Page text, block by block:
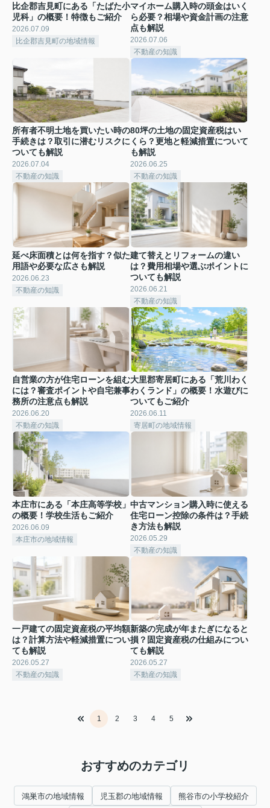
比企郡吉見町にある「たばた小
児科」の概要！特徴もご紹介
2026.07.09
比企郡吉見町の地域情報
マイホーム購入時の頭金はいく
ら必要？相場や資金計画の注意
点も解説
2026.07.06
不動産の知識
所有者不明土地を買いたい時の
手続きは？取引に潜むリスクに
ついても解説
2026.07.04
不動産の知識
80坪の土地の固定資産税はい
くら？更地と軽減措置について
も解説
2026.06.25
不動産の知識
延べ床面積とは何を指す？似た
用語や必要な広さも解説
2026.06.23
不動産の知識
建て替えとリフォームの違い
は？費用相場や選ぶポイントに
ついても解説
2026.06.21
不動産の知識
自営業の方が住宅ローンを組む
には？審査ポイントや自宅兼事
務所の注意点も解説
2026.06.20
不動産の知識
大里郡寄居町にある「荒川わく
わくランド」の概要！水遊びに
ついてもご紹介
2026.06.11
寄居町の地域情報
本庄市にある「本庄高等学校」
の概要！学校生活もご紹介
2026.06.09
本庄市の地域情報
中古マンション購入時に使える
住宅ローン控除の条件は？手続
き方法も解説
2026.05.29
不動産の知識
一戸建ての固定資産税の平均額
は？計算方法や軽減措置につい
ても解説
2026.05.27
不動産の知識
新築の完成が年またぎになると
損？固定資産税の仕組みについ
ても解説
2026.05.27
不動産の知識
1 2 3 4 5
おすすめのカテゴリ
鴻巣市の地域情報 児玉郡の地域情報 熊谷市の小学校紹介